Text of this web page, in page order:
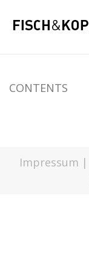
CONTENTS
Impressum |